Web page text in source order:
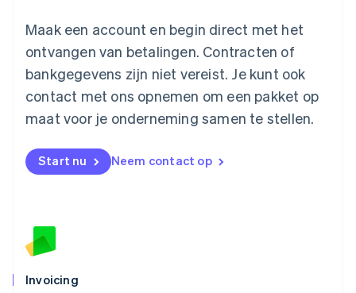
Maak een account en begin direct met het
ontvangen van betalingen. Contracten of
bankgegevens zijn niet vereist. Je kunt ook
contact met ons opnemen om een pakket op
maat voor je onderneming samen te stellen.
Start nu Neem contact op
Invoicing
English
Malta
English
Mexico
Nederland
NederlandsEnglish
English
Noorwegen
Polen
English
Português